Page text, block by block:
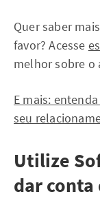
Quer saber
favor? Acesse
melhor sobre o
E mais:
seu
Utilize
dar conta